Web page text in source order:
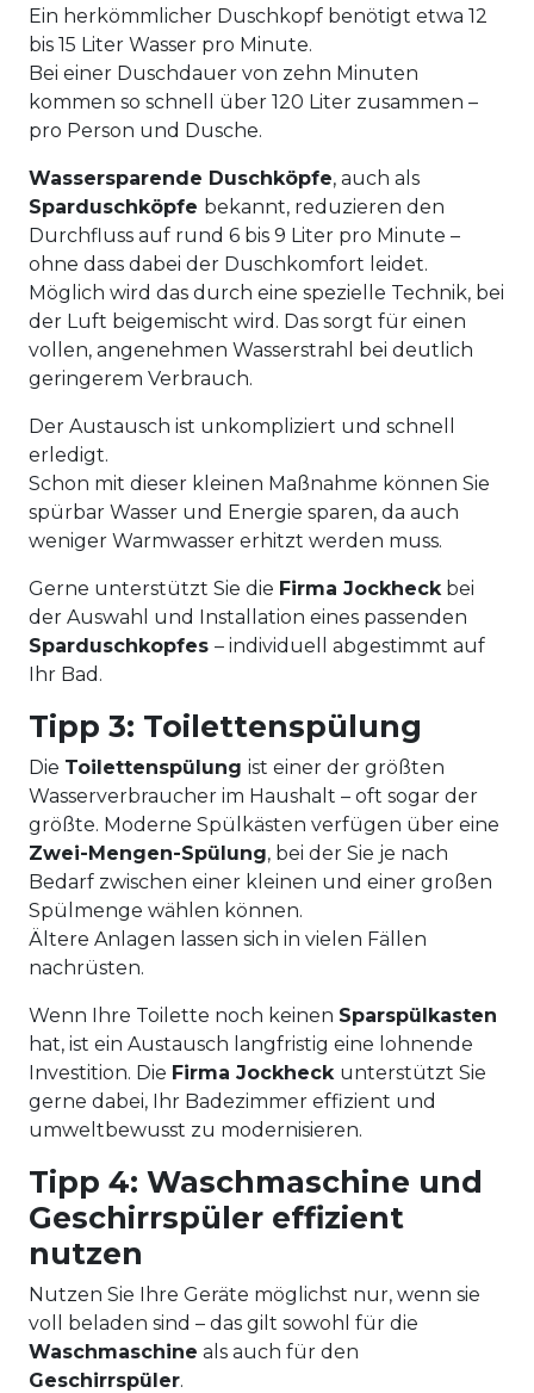
Ein herkömmlicher Duschkopf benötigt etwa 12
bis 15 Liter Wasser pro Minute.
Bei einer Duschdauer von zehn Minuten
kommen so schnell über 120 Liter zusammen –
pro Person und Dusche.
Wassersparende Duschköpfe, auch als
Sparduschköpfe bekannt, reduzieren den
Durchfluss auf rund 6 bis 9 Liter pro Minute –
ohne dass dabei der Duschkomfort leidet.
Möglich wird das durch eine spezielle Technik, bei
der Luft beigemischt wird. Das sorgt für einen
vollen, angenehmen Wasserstrahl bei deutlich
geringerem Verbrauch.
Der Austausch ist unkompliziert und schnell
erledigt.
Schon mit dieser kleinen Maßnahme können Sie
spürbar Wasser und Energie sparen, da auch
weniger Warmwasser erhitzt werden muss.
Gerne unterstützt Sie die Firma Jockheckbei
der Auswahl und Installation eines passenden
Sparduschkopfes – individuell abgestimmt auf
Ihr Bad.
Tipp 3: Toilettenspülung
Die Toilettenspülung ist einer der größten
Wasserverbraucher im Haushalt – oft sogar der
größte. Moderne Spülkästen verfügen über eine
Zwei-Mengen-Spülung, bei der Sie je nach
Bedarf zwischen einer kleinen und einer großen
Spülmenge wählen können.
Ältere Anlagen lassen sich in vielen Fällen
nachrüsten.
Wenn Ihre Toilette noch keinen Sparspülkasten
hat, ist ein Austausch langfristig eine lohnende
Investition. Die Firma Jockheck unterstützt Sie
gerne dabei, Ihr Badezimmer effizient und
umweltbewusst zu modernisieren.
Tipp 4: Waschmaschine und
Geschirrspüler effizient
nutzen
Nutzen Sie Ihre Geräte möglichst nur, wenn sie
voll beladen sind – das gilt sowohl für die
Waschmaschine als auch für den
Geschirrspüler.